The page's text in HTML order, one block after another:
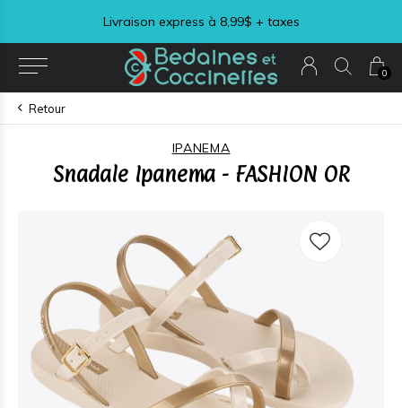
0
Livraison express à 8,99$ + taxes
Retour
IPANEMA
Snadale Ipanema - FASHION OR